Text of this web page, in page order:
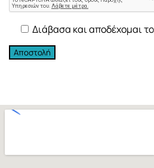
Διάβασα και αποδέχομαι